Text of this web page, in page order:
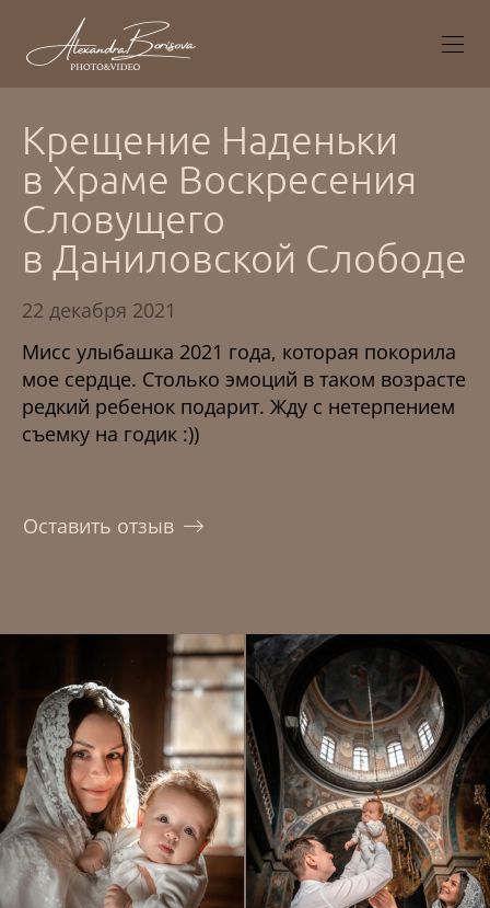
Крещение Наденьки
в Храме Воскресения
Словущего
в Даниловской Слободе
22 декабря 2021
Мисс улыбашка 2021 года, которая покорила
мое сердце. Столько эмоций в таком возрасте
редкий ребенок подарит. Жду с нетерпением
съемку на годик :))
Оставить отзыв